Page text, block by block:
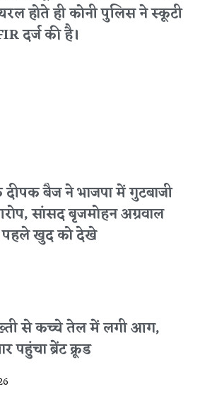
होते ही कोनी पुलिस ने स्कूटी
दर्ज की है।
दीपक बैज ने भाजपा में गुटबाजी
सांसद बृजमोहन अग्रवाल
पहले खुद को देखे
से कच्चे तेल में लगी आग,
पहुंचा ब्रेंट क्रूड